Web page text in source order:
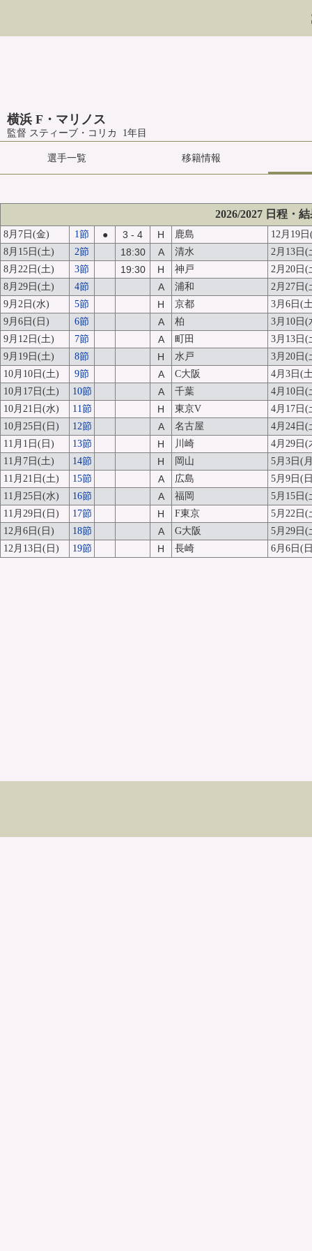
横浜 F・マリノス
監督 スティーブ・コリカ 1年目
選手一覧 移籍情報
2026/2027 日程・
8月7日(金) 1節 ● 3 - 4 H
鹿島
8月15日(土)
2節 18:30 A
清水
8月22日(土)
3節 19:30 H
神戸
8月29日(土)
4節 A
浦和
9月2日(水)
5節 H
京都
9月6日(日)
6節 A
柏
9月12日(土)
7節 A
町田
9月19日(土)
8節 H
水戸
10月10日(土)
9節 A
C大阪
10月17日(土)
10節 A
千葉
10月21日(水)
11節 H
東京V
10月25日(日)
12節 A
名古屋
11月1日(日)
13節 H
川崎
11月7日(土)
14節 H
岡山
11月21日(土)
15節 A
広島
11月25日(水)
16節 A
福岡
11月29日(日)
17節 H
F東京
12月6日(日)
18節 A
G大阪
12月13日(日)
19節 H 長崎
12月19
2月13日(
2月20日(
2月27日(
3月6日(
3月10日(
3月13日(
3月20日(
4月3日(
4月10日(
4月17日(
4月24日(
4月29日(
5月3日(
5月9日(
5月15日(
5月22日(
5月29日(
6月6日(